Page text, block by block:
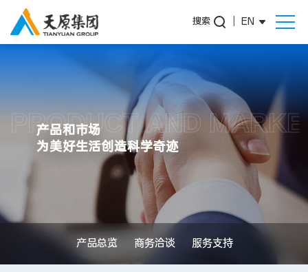
搜索 EN
PRODUCT AND
产品和市场
为美好生活创造科学奇迹
产品总览 商务洽谈 服务支持